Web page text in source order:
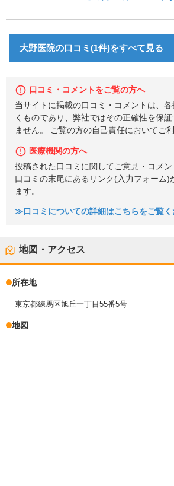
大野医院の口コミ(1件)をすべて見る
口コミ・コメントをご覧の方へ
当サイトに掲載の口コミ・コメントは、
くものであり、弊社ではその正確性を保
ません。 ご覧の方の自己責任においてご
医療機関の方へ
投稿された口コミに関してご意見・コメ
口コミの末尾にあるリンク(入力フォーム)
ます。
≫口コミについての詳細はこちらをご覧く
地図・アクセス
所在地
東京都練馬区旭丘一丁目55番5号
地図